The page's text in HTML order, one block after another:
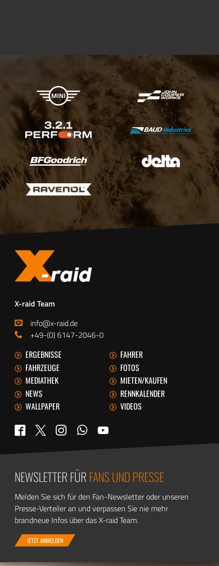
X-raid Partner
X-raid Team
info@x-raid.de
+49-(0) 6147-2046-0
ERGEBNISSE
FAHRER
FAHRZEUGE
FOTOS
MEDIATHEK
MIETEN/KAUFEN
NEWS
RENNKALENDER
WALLPAPER
VIDEOS
Facebook
Twitter Instagram
WhatsApp
NEWSLETTER FÜRFANS UND PRESSE
Melden Sie sich für den Fan-Newsletter oder unseren
Presse-Verteiler an und verpassen Sie nie mehr
brandneue Infos über das X-raid Team.
JETZT ANMELDEN